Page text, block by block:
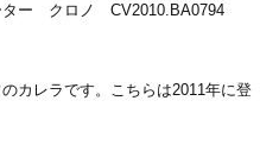
ー クロノ CV2010.BA0794
カレラです。こちらは2011年に登